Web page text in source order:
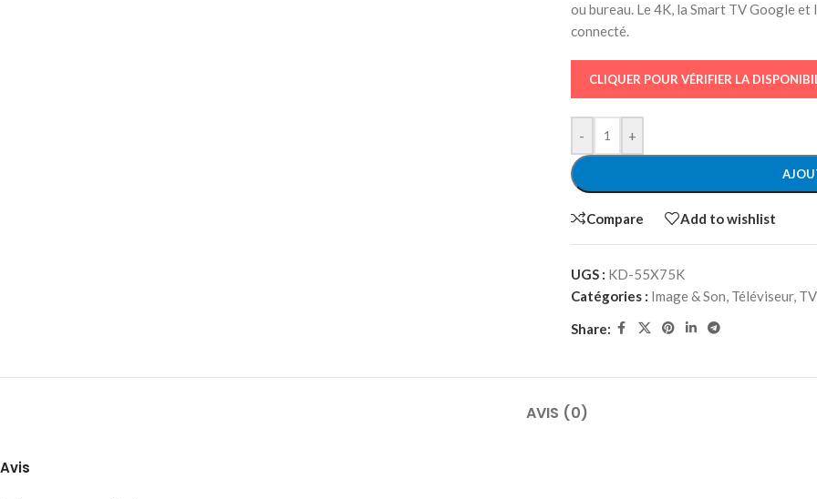
ou bureau. Le 4K, la Smart TV Google
connecté.
CLIQUER POUR VÉRIFIER LA
- +
Compare Add to wishlist
UGS : KD-55X75K
Catégories : Image & Son, Téléviseur,
Share:
AVIS (0)
Avis